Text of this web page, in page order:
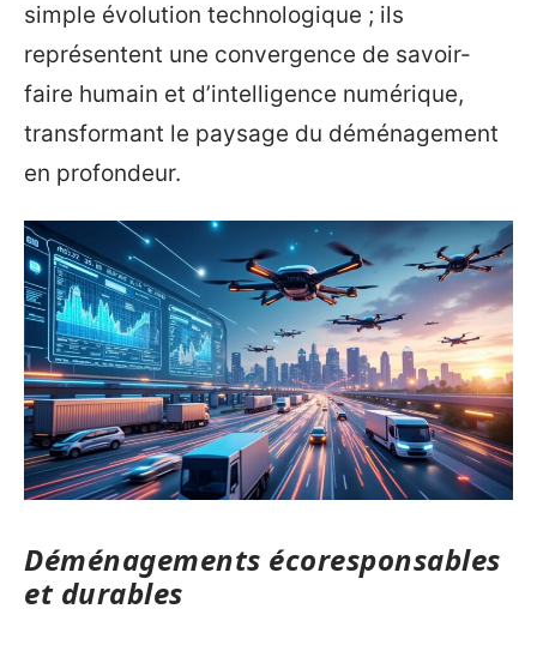
simple évolution technologique ; ils
représentent une convergence de savoir-
faire humain et d’intelligence numérique,
transformant le paysage du déménagement
en profondeur.
Déménagements écoresponsables
et durables